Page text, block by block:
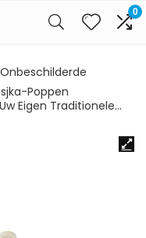
0
Onbeschilderde
Poppen
Eigen Traditionele…